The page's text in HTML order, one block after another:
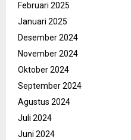
Februari 2025
Januari 2025
Desember 2024
November 2024
Oktober 2024
September 2024
Agustus 2024
Juli 2024
Juni 2024